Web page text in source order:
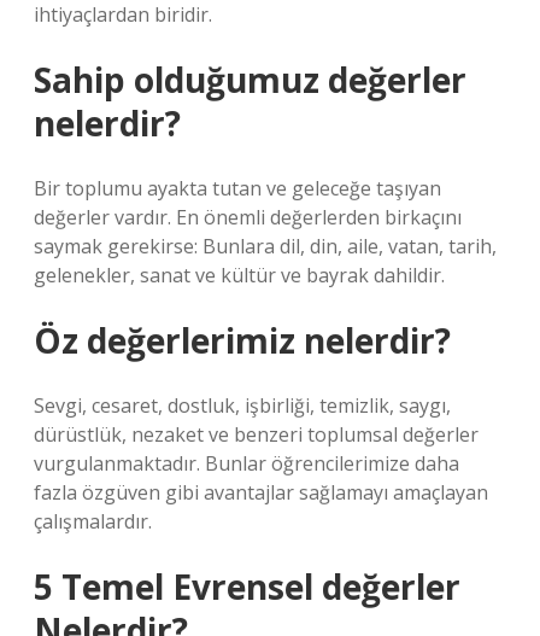
ihtiyaçlardan biridir.
Sahip olduğumuz değerler
nelerdir?
Bir toplumu ayakta tutan ve geleceğe taşıyan
değerler vardır. En önemli değerlerden birkaçını
saymak gerekirse: Bunlara dil, din, aile, vatan, tarih,
gelenekler, sanat ve kültür ve bayrak dahildir.
Öz değerlerimiz nelerdir?
Sevgi, cesaret, dostluk, işbirliği, temizlik, saygı,
dürüstlük, nezaket ve benzeri toplumsal değerler
vurgulanmaktadır. Bunlar öğrencilerimize daha
fazla özgüven gibi avantajlar sağlamayı amaçlayan
çalışmalardır.
5 Temel Evrensel değerler